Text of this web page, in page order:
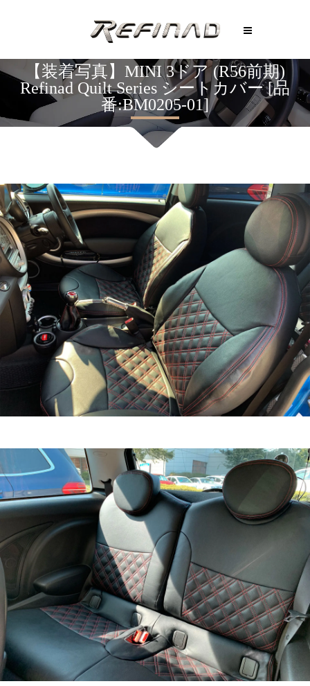
【装着写真】MINI 3ドア (R56前期)
Refinad Quilt Series シートカバー [品
番:BM0205-01]